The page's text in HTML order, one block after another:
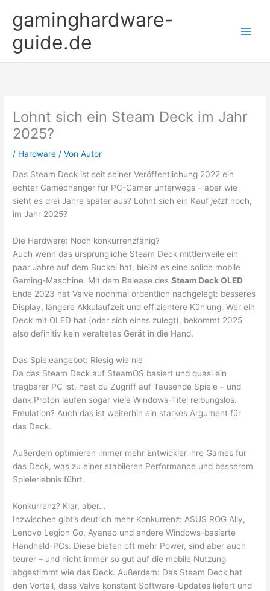
Inhalt
springen
gaminghardware-
guide.de
Lohnt sich ein Steam Deck im Jahr
2025?
/ Hardware / VonAutor
Das Steam Deck ist seit seiner Veröffentlichung 2022 ein
echter Gamechanger für PC-Gamer unterwegs – aber wie
sieht es drei Jahre später aus? Lohnt sich ein Kaufjetzt noch,
im Jahr 2025?
Die Hardware: Noch konkurrenzfähig?
Auch wenn das ursprüngliche Steam Deck mittlerweile ein
paar Jahre auf dem Buckel hat, bleibt es eine solide mobile
Gaming-Maschine. Mit dem Release desSteam Deck OLED
Ende 2023 hat Valve nochmal ordentlich nachgelegt: besseres
Display, längere Akkulaufzeit und effizientere Kühlung. Wer ein
Deck mit OLED hat (oder sich eines zulegt), bekommt 2025
also definitiv kein veraltetes Gerät in die Hand.
Das Spieleangebot: Riesig wie nie
Da das Steam Deck auf SteamOS basiert und quasi ein
tragbarer PC ist, hast du Zugriff auf Tausende Spiele – und
dank Proton laufen sogar viele Windows-Titel reibungslos.
Emulation? Auch das ist weiterhin ein starkes Argument für
das Deck.
Außerdem optimieren immer mehr Entwickler ihre Games für
das Deck, was zu einer stabileren Performance und besserem
Spielerlebnis führt.
Konkurrenz? Klar, aber…
Inzwischen gibt’s deutlich mehr Konkurrenz: ASUS ROG Ally,
Lenovo Legion Go, Ayaneo und andere Windows-basierte
Handheld-PCs. Diese bieten oft mehr Power, sind aber auch
teurer – und nicht immer so gut auf die mobile Nutzung
abgestimmt wie das Deck. Außerdem: Das Steam Deck hat
den Vorteil, dass Valve konstant Software-Updates liefert und